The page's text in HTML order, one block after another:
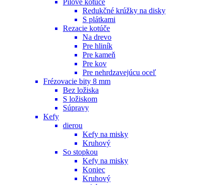
Redukčné krúžky na disky
S plátkami
Rezacie kotúče
Na drevo
Pre hliník
Pre kameň
Pre kov
Pre nehrdzavejúcu oceľ
Frézovacie bity 8 mm
Bez ložiska
S ložiskom
Súpravy
Kefy
dierou
Kefy na misky
Kruhový
So stopkou
Kefy na misky
Koniec
Kruhový